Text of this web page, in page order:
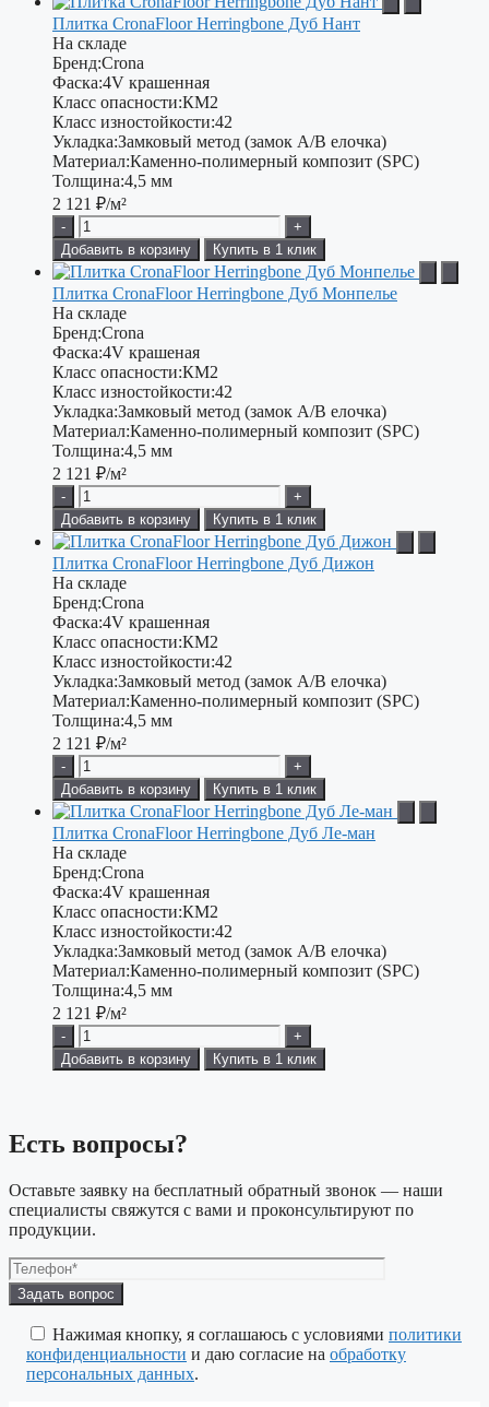
Плитка CronaFloor Herringbone Дуб Нант
На складе
Бренд:Crona
Фаска:4V крашенная
Класс опасности:КМ2
Класс изностойкости:42
Укладка:Замковый метод (замок А/В елочка)
Материал:Каменно-полимерный композит (SPC)
Толщина:4,5 мм
2 121 ₽/м²
-
+
Добавить в корзину
Купить в 1 клик
Плитка CronaFloor Herringbone Дуб Монпелье
На складе
Бренд:Crona
Фаска:4V крашеная
Класс опасности:КМ2
Класс изностойкости:42
Укладка:Замковый метод (замок A/B елочка)
Материал:Каменно-полимерный композит (SPC)
Толщина:4,5 мм
2 121 ₽/м²
-
+
Добавить в корзину
Купить в 1 клик
Плитка CronaFloor Herringbone Дуб Дижон
На складе
Бренд:Crona
Фаска:4V крашенная
Класс опасности:КМ2
Класс изностойкости:42
Укладка:Замковый метод (замок А/В елочка)
Материал:Каменно-полимерный композит (SPC)
Толщина:4,5 мм
2 121 ₽/м²
-
+
Добавить в корзину
Купить в 1 клик
Плитка CronaFloor Herringbone Дуб Ле-ман
На складе
Бренд:Crona
Фаска:4V крашенная
Класс опасности:КМ2
Класс изностойкости:42
Укладка:Замковый метод (замок А/В елочка)
Материал:Каменно-полимерный композит (SPC)
Толщина:4,5 мм
2 121 ₽/м²
-
+
Добавить в корзину
Купить в 1 клик
Есть вопросы?
Оставьте заявку на бесплатный обратный звонок — наши
специалисты свяжутся с вами и проконсультируют по
продукции.
Оставьте
это
поле
пустым.
Нажимая кнопку, я соглашаюсь с условиями политики
конфиденциальности и даю согласие на обработку
персональных данных.